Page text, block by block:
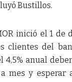
Bustillos.
inició el 1 de
clientes del
anual
mes y